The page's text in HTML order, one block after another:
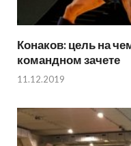
Конаков: цель на
командном зачете
11.12.2019